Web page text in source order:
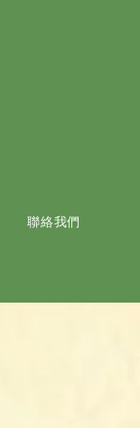
聯絡我們